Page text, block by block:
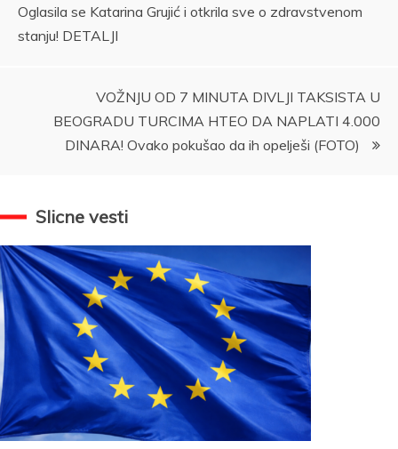
članka
Oglasila se Katarina Grujić i otkrila sve o zdravstvenom
stanju! DETALJI
VOŽNJU OD 7 MINUTA DIVLJI TAKSISTA U
BEOGRADU TURCIMA HTEO DA NAPLATI 4.000
DINARA! Ovako pokušao da ih opelješi (FOTO)
Slicne vesti